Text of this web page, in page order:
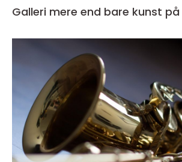
Galleri mere end bare kunst